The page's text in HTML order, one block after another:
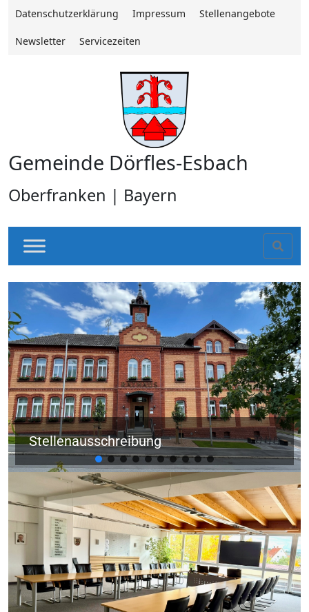
Datenschutzerklärung Impressum Stellenangebote
Newsletter Servicezeiten
Gemeinde Dörfles-Esbach
Oberfranken | Bayern
Stellenausschreibung